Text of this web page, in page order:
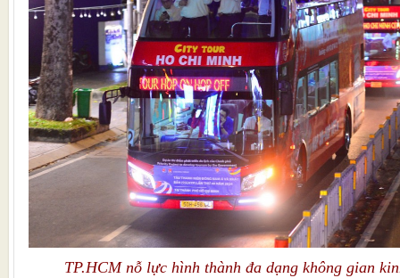
TP.HCM nỗ lực hình thành đa dạng không gian